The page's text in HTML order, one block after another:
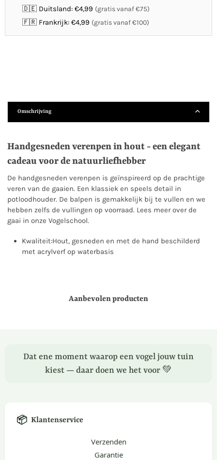
🇩🇪 Duitsland: €4,99 (gratis vanaf €75)
🇫🇷 Frankrijk: €4,99 (gratis vanaf €100)
Omschrijving
Handgesneden verenpen in hout - een elegant
cadeau voor de natuurliefhebber
De handgesneden verenpen is geïnspireerd op de prachtige
veren van de gaaien. Een klassiek en speels detail in
potloodhouder. De balpen is gemakkelijk bij te vullen en we
hebben zelfs de vullingen op voorraad. Lees meer over de
gaai in onze Vogelschool.
Kwaliteit:Hout, gesneden en met de hand beschilderd
met acrylverf op waterbasis
Aanbevolen producten
Dat ene moment waarop een vogel jouw tuin
kiest — daar doen we het voor 💚
📦 Klantenservice
Verzenden
Garantie